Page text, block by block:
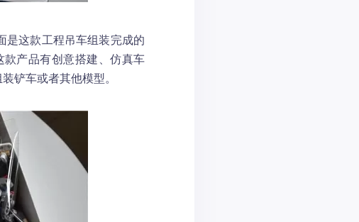
是这款工程吊车组装完成的
款产品有创意搭建、仿真车
铲车或者其他模型。